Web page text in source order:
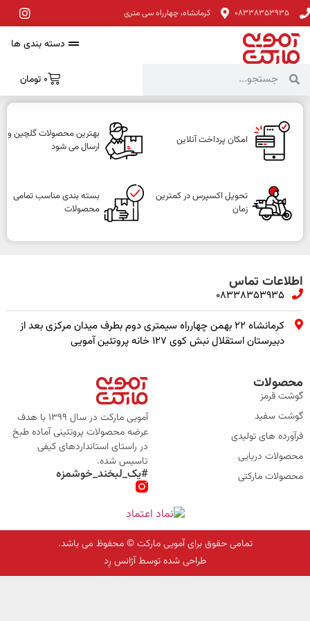
08338353935 کرمانشاه، چهارراه سی متری
دسته بندی ها
0 تومان
امکان پرداخت آنلاین
بهترین محصولات گلچین و
ارسال می شود
تحویل اکسپرس در کمترین
زمان
بسته بندی مناسب تمامی
محصولات
اطلاعات تماس
08338353935
کرمانشاه ۲۲ بهمن چهارراه سیمتری دوم بطرف میدان مرکزی بعد از
دبیرستان استقلال نبش کوی ۱۲۷ خانه پروتئین آمویی
محصولات
گوشت قرمز
گوشت سفید
فرآورده های تولیدی
محصولات دریایی
محصولات مارکتی
آمویی مارکت در سال 1399 با هدف
عرضه محصولات پروتئینی آماده طبخ
در راستای استانداردهای کیفی
تاسیس شده.
#یک_لبخند_خوشمزه
تمامی حقوق برای آمویی مارکت © محفوظ می باشد.
طراحی شده توسط آژانس رِد